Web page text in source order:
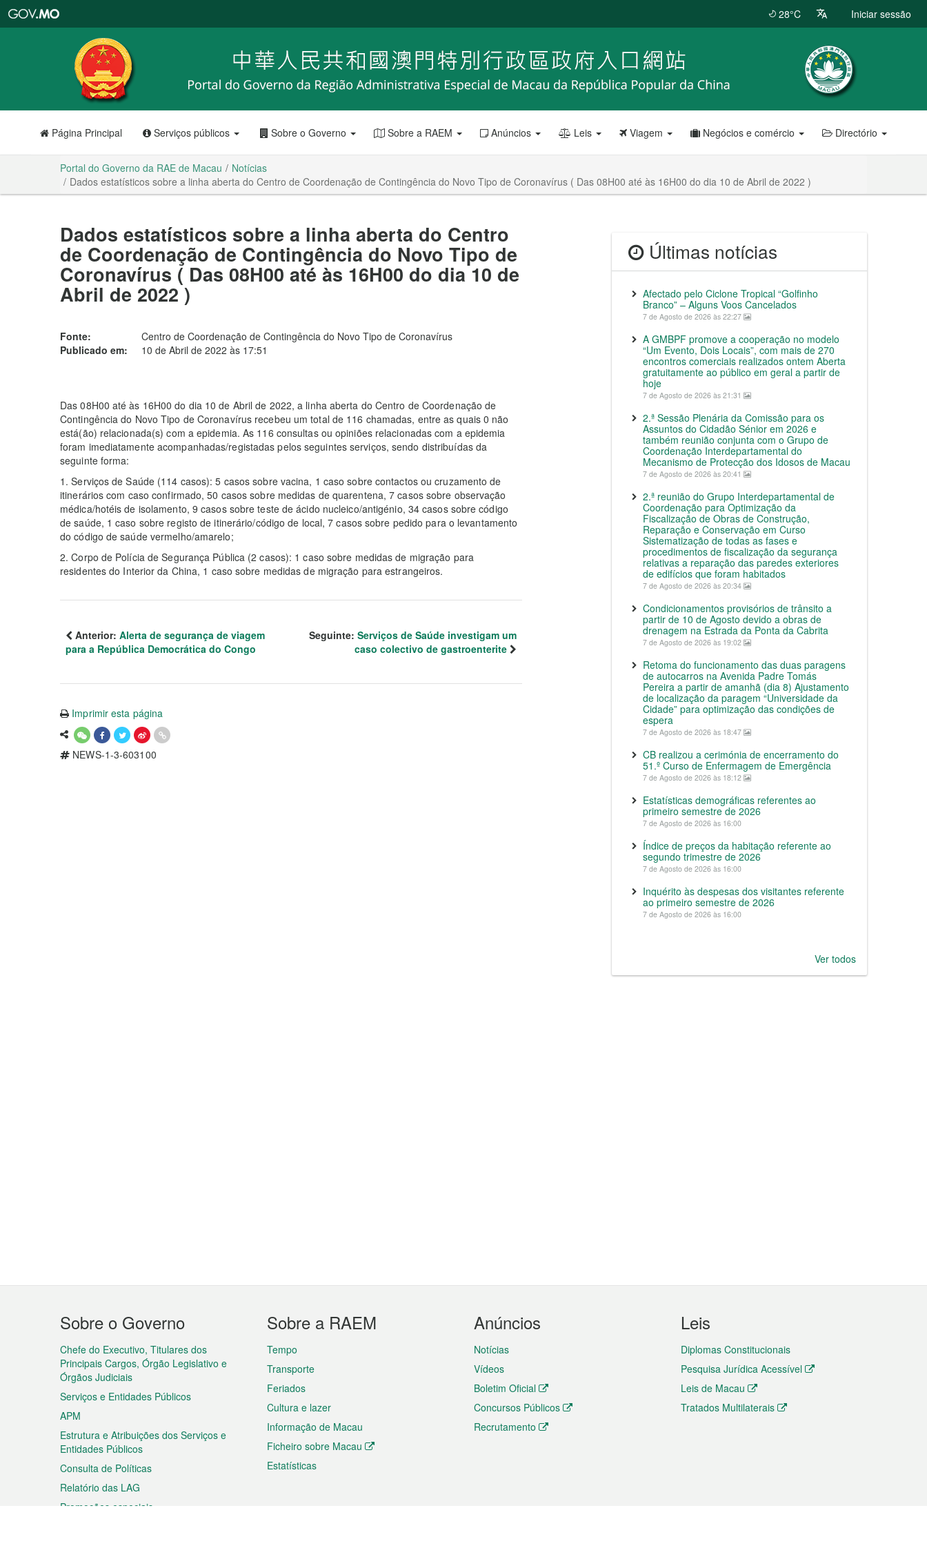
RAE
de
Macau
28°C Iniciar sessão
Página Principal Serviços públicos Sobre o Governo Sobre a RAEM Anúncios Leis Viagem Negócios e comércio Directório
Portal do Governo da RAE de Macau
Notícias
Dados estatísticos sobre a linha aberta do Centro de Coordenação de Contingência do Novo Tipo de Coronavírus ( Das 08H00 até às 16H00 do dia 10 de Abril de 2022 )
Dados estatísticos sobre a linha aberta do Centro
de Coordenação de Contingência do Novo Tipo de
Coronavírus ( Das 08H00 até às 16H00 do dia 10 de
Abril de 2022 )
Fonte:
Centro de Coordenação de Contingência do Novo Tipo de Coronavírus
Publicado em:
10 de Abril de 2022 às 17:51
Das 08H00 até às 16H00 do dia 10 de Abril de 2022, a linha aberta do Centro de Coordenação de
Contingência do Novo Tipo de Coronavírus recebeu um total de 116 chamadas, entre as quais 0 não
está(ão) relacionada(s) com a epidemia. As 116 consultas ou opiniões relacionadas com a epidemia
foram imediatamente acompanhadas/registadas pelos seguintes serviços, sendo distribuídas da
seguinte forma:
1. Serviços de Saúde (114 casos): 5 casos sobre vacina, 1 caso sobre contactos ou cruzamento de
itinerários com caso confirmado, 50 casos sobre medidas de quarentena, 7 casos sobre observação
médica/hotéis de isolamento, 9 casos sobre teste de ácido nucleico/antigénio, 34 casos sobre código
de saúde, 1 caso sobre registo de itinerário/código de local, 7 casos sobre pedido para o levantamento
do código de saúde vermelho/amarelo;
2. Corpo de Polícia de Segurança Pública (2 casos): 1 caso sobre medidas de migração para
residentes do Interior da China, 1 caso sobre medidas de migração para estrangeiros.
Anterior: Alerta de segurança de viagem
para a República Democrática do Congo
Seguinte: Serviços de Saúde investigam um
caso colectivo de gastroenterite
Imprimir esta página
NEWS-1-3-603100
Últimas notícias
Afectado pelo Ciclone Tropical “Golfinho
Branco” – Alguns Voos Cancelados
7 de Agosto de 2026 às 22:27
A GMBPF promove a cooperação no modelo
“Um Evento, Dois Locais”, com mais de 270
encontros comerciais realizados ontem Aberta
gratuitamente ao público em geral a partir de
hoje
7 de Agosto de 2026 às 21:31
2.ª Sessão Plenária da Comissão para os
Assuntos do Cidadão Sénior em 2026 e
também reunião conjunta com o Grupo de
Coordenação Interdepartamental do
Mecanismo de Protecção dos Idosos de Macau
7 de Agosto de 2026 às 20:41
2.ª reunião do Grupo Interdepartamental de
Coordenação para Optimização da
Fiscalização de Obras de Construção,
Reparação e Conservação em Curso
Sistematização de todas as fases e
procedimentos de fiscalização da segurança
relativas a reparação das paredes exteriores
de edifícios que foram habitados
7 de Agosto de 2026 às 20:34
Condicionamentos provisórios de trânsito a
partir de 10 de Agosto devido a obras de
drenagem na Estrada da Ponta da Cabrita
7 de Agosto de 2026 às 19:02
Retoma do funcionamento das duas paragens
de autocarros na Avenida Padre Tomás
Pereira a partir de amanhã (dia 8) Ajustamento
de localização da paragem “Universidade da
Cidade” para optimização das condições de
espera
7 de Agosto de 2026 às 18:47
CB realizou a cerimónia de encerramento do
51.º Curso de Enfermagem de Emergência
7 de Agosto de 2026 às 18:12
Estatísticas demográficas referentes ao
primeiro semestre de 2026
7 de Agosto de 2026 às 16:00
Índice de preços da habitação referente ao
segundo trimestre de 2026
7 de Agosto de 2026 às 16:00
Inquérito às despesas dos visitantes referente
ao primeiro semestre de 2026
7 de Agosto de 2026 às 16:00
Ver todos
Menu
do
rodapé
Sobre o Governo
Chefe do Executivo, Titulares dos
Principais Cargos, Órgão Legislativo e
Órgãos Judiciais
Serviços e Entidades Públicos
APM
Estrutura e Atribuições dos Serviços e
Entidades Públicos
Consulta de Políticas
Relatório das LAG
Promoções especiais
Sobre a RAEM
Tempo
Transporte
Feriados
Cultura e lazer
Informação de Macau
Ficheiro sobre Macau
Estatísticas
Anúncios
Notícias
Vídeos
Boletim Oficial
Concursos Públicos
Recrutamento
Leis
Diplomas Constitucionais
Pesquisa Jurídica Acessível
Leis de Macau
Tratados Multilaterais